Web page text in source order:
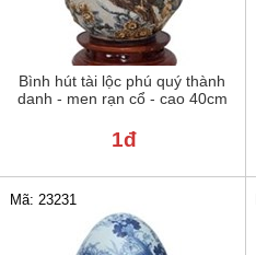
Bình hút tài lộc phú quý thành
danh - men rạn cổ - cao 40cm
1đ
Mã: 23231